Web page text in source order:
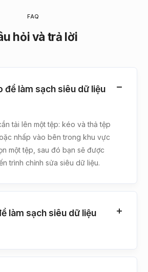
FAQ
hỏi và trả lời
để làm sạch siêu dữ liệu
tải lên một tệp: kéo và thả tệp
nhấp vào bên trong khu vực
một tệp, sau đó bạn sẽ được
trình chỉnh sửa siêu dữ liệu.
làm sạch siêu dữ liệu